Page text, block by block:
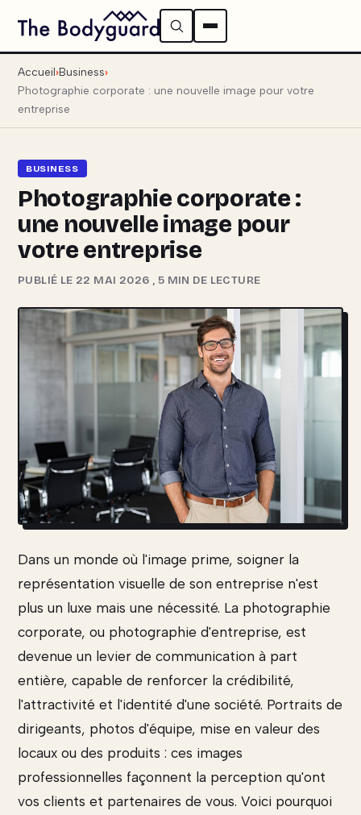
Accueil Business
Photographie corporate : une nouvelle image pour votre
entreprise
BUSINESS
Photographie corporate :
une nouvelle image pour
votre entreprise
PUBLIÉ LE 22 MAI 2026 , 5 MIN DE LECTURE
Dans un monde où l'image prime, soigner la
représentation visuelle de son entreprise n'est
plus un luxe mais une nécessité. La photographie
corporate, ou photographie d'entreprise, est
devenue un levier de communication à part
entière, capable de renforcer la crédibilité,
l'attractivité et l'identité d'une société. Portraits de
dirigeants, photos d'équipe, mise en valeur des
locaux ou des produits : ces images
professionnelles façonnent la perception qu'ont
vos clients et partenaires de vous. Voici pourquoi